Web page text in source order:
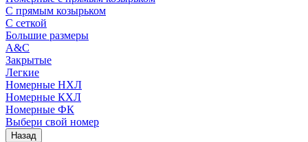
С прямым козырьком
С сеткой
Большие размеры
A&C
Закрытые
Легкие
Номерные НХЛ
Номерные КХЛ
Номерные ФК
Выбери свой номер
Назад